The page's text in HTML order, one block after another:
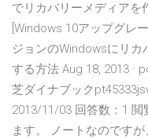
でリカバリーメディアを
[Windows 10アップグレ
ジョンのWindowsにリカ
する方法 Aug 18, 2013 ·
芝ダイナブック
2013/11/03 回答数：1 閲
ます。 ノートなのです